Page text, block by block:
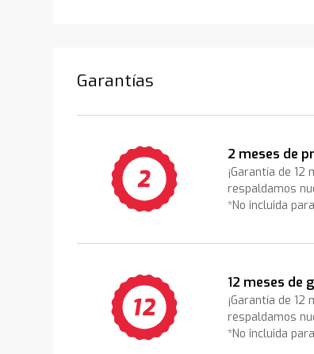
Garantías
2 meses de
¡Garantía de
respaldamos
*No incluida
12 meses de
¡Garantía de
respaldamos
*No incluida